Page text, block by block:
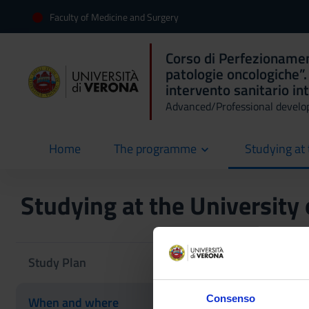
Consenso
Faculty of Medicine and Surgery
Corso di
patologie
intervento sanitario
Advanced/Professional
Home
current The programme Studying
Studying at the University
Study Plan
When and where
Duration
The course has a